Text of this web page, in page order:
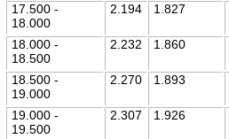
17.500 -
18.000
2.194 1.827
18.000 -
18.500
2.232 1.860
18.500 -
19.000
2.270 1.893
19.000 -
19.500
2.307 1.926